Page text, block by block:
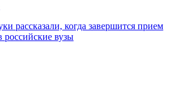
рассказали, когда завершится прием
российские вузы